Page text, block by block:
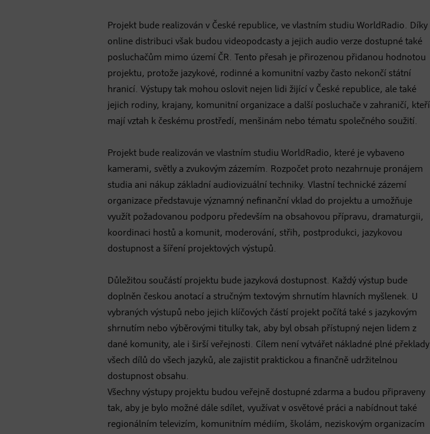
Projekt bude realizován v České republice, ve vlastním studiu WorldRadio. Díky
online distribuci však budou videopodcasty a jejich audio verze dostupné také
posluchačům mimo území ČR. Tento přesah je přirozenou přidanou hodnotou
projektu, protože jazykové, rodinné a komunitní vazby často nekončí státní
hranicí. Výstupy tak mohou oslovit nejen lidi žijící v České republice, ale také
jejich rodiny, krajany, komunitní organizace a další posluchače v zahraničí, kteří
mají vztah k českému prostředí, menšinám nebo tématu společného soužití.
Projekt bude realizován ve vlastním studiu WorldRadio, které je vybaveno
kamerami, světly a zvukovým zázemím. Rozpočet proto nezahrnuje pronájem
studia ani nákup základní audiovizuální techniky. Vlastní technické zázemí
organizace představuje významný nefinanční vklad do projektu a umožňuje
využít požadovanou podporu především na obsahovou přípravu, dramaturgii,
koordinaci hostů a komunit, moderování, střih, postprodukci, jazykovou
dostupnost a šíření projektových výstupů.
Důležitou součástí projektu bude jazyková dostupnost. Každý výstup bude
doplněn českou anotací a stručným textovým shrnutím hlavních myšlenek. U
vybraných výstupů nebo jejich klíčových částí projekt počítá také s jazykovým
shrnutím nebo výběrovými titulky tak, aby byl obsah přístupný nejen lidem z
dané komunity, ale i širší veřejnosti. Cílem není vytvářet nákladné plné překlady
všech dílů do všech jazyků, ale zajistit praktickou a finančně udržitelnou
dostupnost obsahu.
Všechny výstupy projektu budou veřejně dostupné zdarma a budou připraveny
tak, aby je bylo možné dále sdílet, využívat v osvětové práci a nabídnout také
regionálním televizím, komunitním médiím, školám, neziskovým organizacím